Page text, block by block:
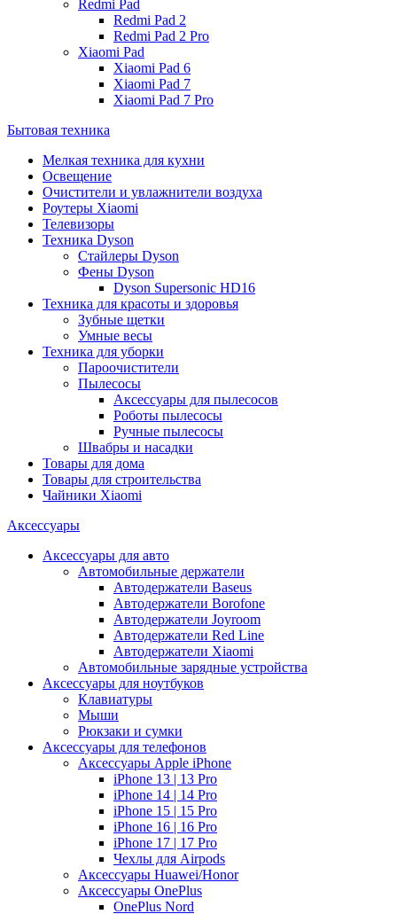
Redmi Pad
Redmi Pad 2
Redmi Pad 2 Pro
Xiaomi Pad
Xiaomi Pad 6
Xiaomi Pad 7
Xiaomi Pad 7 Pro
Бытовая техника
Мелкая техника для кухни
Освещение
Очистители и увлажнители воздуха
Роутеры Xiaomi
Телевизоры
Техника Dyson
Стайлеры Dyson
Фены Dyson
Dyson Supersonic HD16
Техника для красоты и здоровья
Зубные щетки
Умные весы
Техника для уборки
Пароочистители
Пылесосы
Аксессуары для пылесосов
Роботы пылесосы
Ручные пылесосы
Швабры и насадки
Товары для дома
Товары для строительства
Чайники Xiaomi
Аксессуары
Аксессуары для авто
Автомобильные держатели
Автодержатели Baseus
Автодержатели Borofone
Автодержатели Joyroom
Автодержатели Red Line
Автодержатели Xiaomi
Автомобильные зарядные устройства
Аксессуары для ноутбуков
Клавиатуры
Мыши
Рюкзаки и сумки
Аксессуары для телефонов
Аксессуары Apple iPhone
iPhone 13 | 13 Pro
iPhone 14 | 14 Pro
iPhone 15 | 15 Pro
iPhone 16 | 16 Pro
iPhone 17 | 17 Pro
Чехлы для Airpods
Аксессуары Huawei/Honor
Аксессуары OnePlus
OnePlus Nord